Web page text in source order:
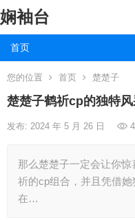
娴袖台
首页
您的位置 首页 楚楚子
楚楚子鹤祈cp的独特风
发布: 2024 年 5 月 26 日
那么楚楚子一定会让你
祈的cp组合，并且凭借
在…